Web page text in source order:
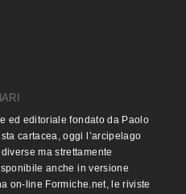
ed editoriale fondato da Paolo
cartacea, oggi l’arcipelago
ma strettamente
anche in versione
on-line Formiche.net, le riviste